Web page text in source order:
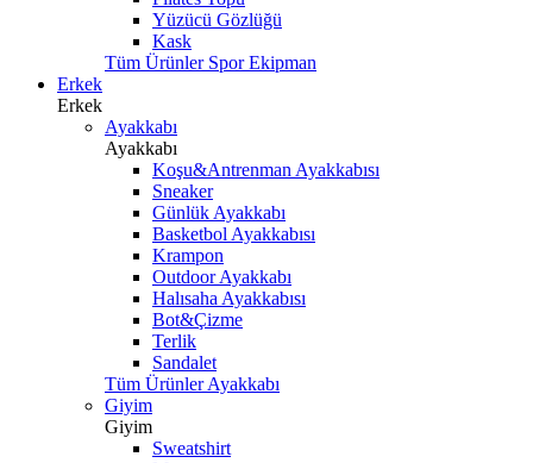
Yüzücü Gözlüğü
Kask
Tüm Ürünler Spor Ekipman
Erkek
Erkek
Ayakkabı
Ayakkabı
Koşu&Antrenman Ayakkabısı
Sneaker
Günlük Ayakkabı
Basketbol Ayakkabısı
Krampon
Outdoor Ayakkabı
Halısaha Ayakkabısı
Bot&Çizme
Terlik
Sandalet
Tüm Ürünler Ayakkabı
Giyim
Giyim
Sweatshirt